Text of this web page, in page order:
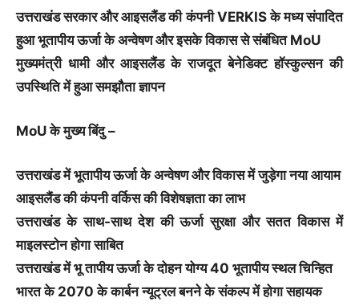
उत्तराखंड सरकार और आइसलैंड की कंपनी VERKIS के मध्य संपादित
हुआ भूतापीय ऊर्जा के अन्वेषण और इसके विकास से संबंधित MoU
मुख्यमंत्री धामी और आइसलैंड के राजदूत बेनेडिक्ट हॉस्कुल्सन की
उपस्थिति में हुआ समझौता ज्ञापन
MoU के मुख्य बिंदु –
उत्तराखंड में भूतापीय ऊर्जा के अन्वेषण और विकास में जुड़ेगा नया आयाम
आइसलैंड की कंपनी वर्किस की विशेषज्ञता का लाभ
उत्तराखंड के साथ-साथ देश की ऊर्जा सुरक्षा और सतत विकास में
माइलस्टोन होगा साबित
उत्तराखंड में भू तापीय ऊर्जा के दोहन योग्य 40 भूतापीय स्थल चिन्हित
भारत के 2070 के कार्बन न्यूट्रल बनने के संकल्प में होगा सहायक